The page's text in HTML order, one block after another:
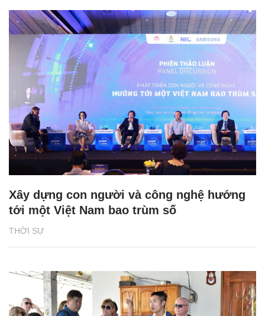
THỜI SỰ
Xây dựng con người và công nghệ hướng
tới một Việt Nam bao trùm số